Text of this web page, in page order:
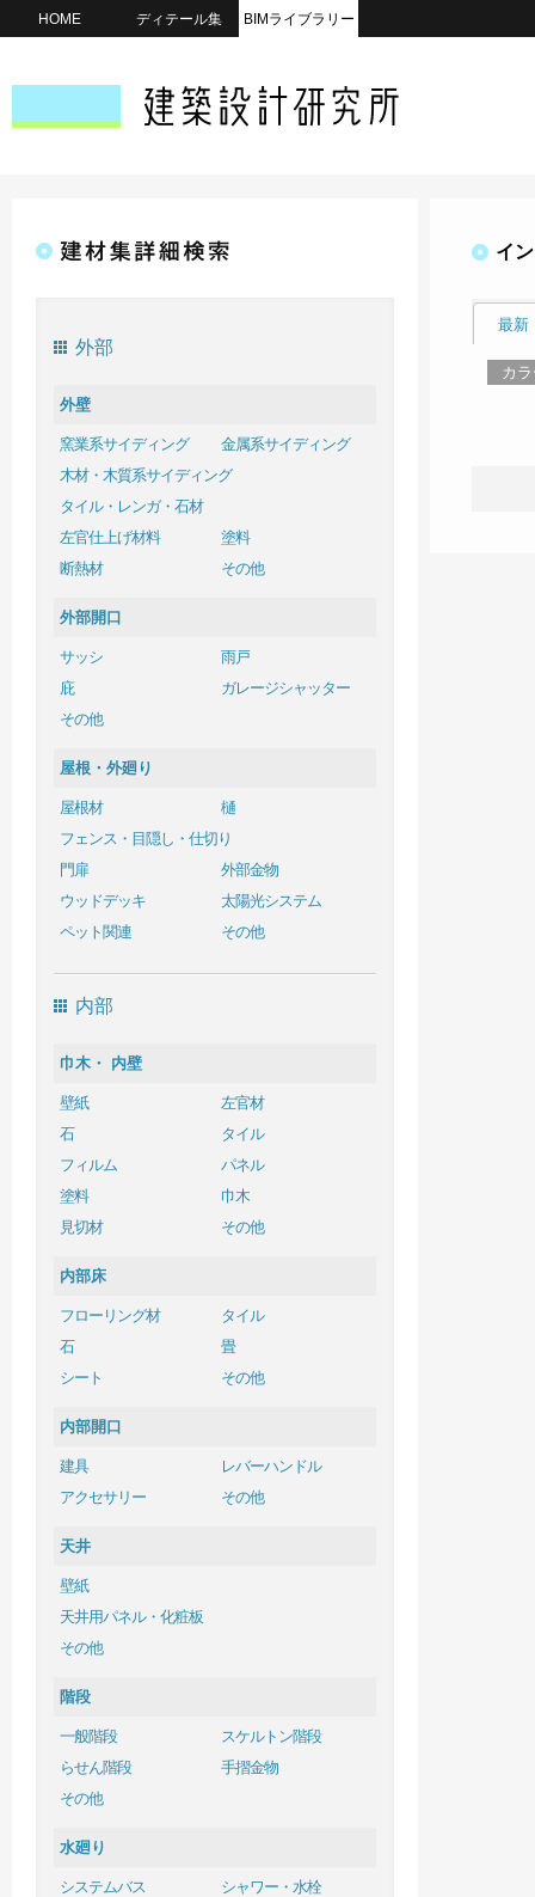
HOME ディテール集 BIMライブラリー
外部
外壁
窯業系サイディング
金属系サイディング
木材・木質系サイディング
タイル・レンガ・石材
左官仕上げ材料
塗料
断熱材
その他
外部開口
サッシ
雨戸
庇
ガレージシャッター
その他
屋根・外廻り
屋根材
樋
フェンス・目隠し・仕切り
門扉
外部金物
ウッドデッキ
太陽光システム
ペット関連
その他
内部
巾木・ 内壁
壁紙
左官材
石
タイル
フィルム
パネル
塗料
巾木
見切材
その他
内部床
フローリング材
タイル
石
畳
シート
その他
内部開口
建具
レバーハンドル
アクセサリー
その他
天井
壁紙
天井用パネル・化粧板
その他
階段
一般階段
スケルトン階段
らせん階段
手摺金物
その他
水廻り
システムバス
シャワー・水栓
イ
最新
カ